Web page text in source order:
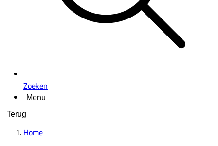
Zoeken
Menu
Terug
Home